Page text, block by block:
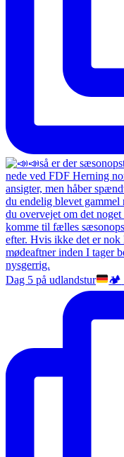
Dag 5 på udlandstur 🏕️